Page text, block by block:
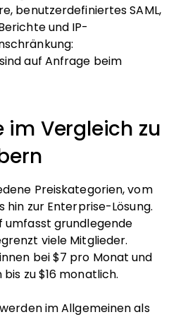
benutzerdefiniertes SAML,
und IP-
auf Anfrage beim
im Vergleich zu
Preiskategorien, vom
hin zur Enterprise-Lösung.
umfasst grundlegende
viele Mitglieder.
bei $7 pro Monat und
zu $16 monatlich.
im Allgemeinen als